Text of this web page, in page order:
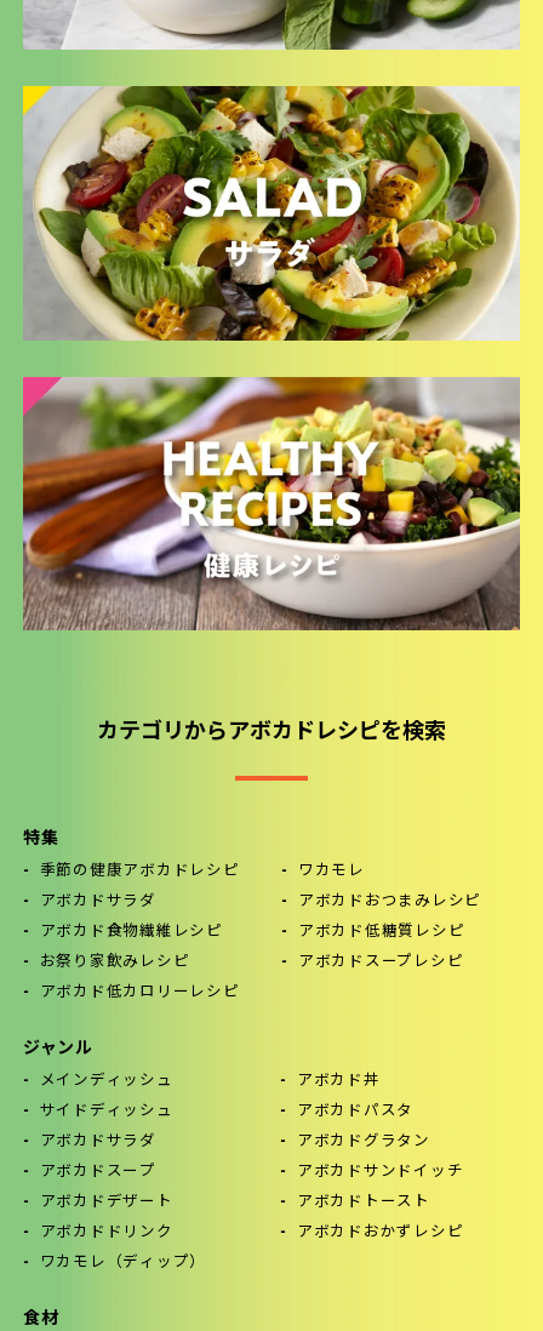
カテゴリからアボカドレシピを検索
特集
季節の健康アボカドレシピ ワカモレ
アボカドサラダ アボカドおつまみレシピ
アボカド食物繊維レシピ アボカド低糖質レシピ
お祭り家飲みレシピ アボカドスープレシピ
アボカド低カロリーレシピ
ジャンル
メインディッシュ
サイドディッシュ
アボカドサラダ
アボカドスープ
アボカドデザート
アボカドドリンク
ワカモレ（ディップ）
アボカド丼
アボカドパスタ
アボカドグラタン
アボカドサンドイッチ
アボカドトースト
アボカドおかずレシピ
食材